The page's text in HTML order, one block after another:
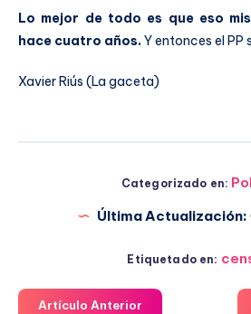
Lo mejor de todo es que eso
hace cuatro años.Y entonces el PP
Xavier Riús (La gaceta)
Categorizado en:
Última Actualización:
Etiquetado en:
Artículo Anterior